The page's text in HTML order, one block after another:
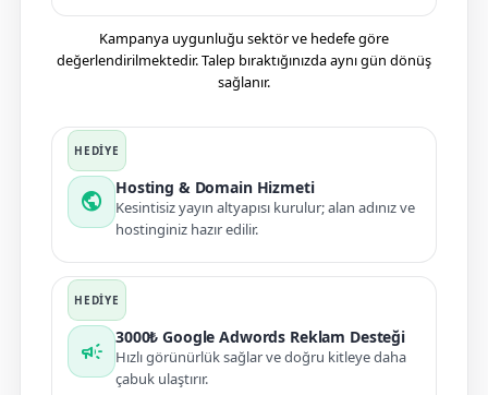
Kampanya uygunluğu sektör ve hedefe göre
değerlendirilmektedir. Talep bıraktığınızda aynı gün dönüş
sağlanır.
public
Hosting & Domain Hizmeti
Kesintisiz yayın altyapısı kurulur; alan adınız ve
hostinginiz hazır edilir.
campaign
3000₺ Google Adwords Reklam Desteği
Hızlı görünürlük sağlar ve doğru kitleye daha
çabuk ulaştırır.